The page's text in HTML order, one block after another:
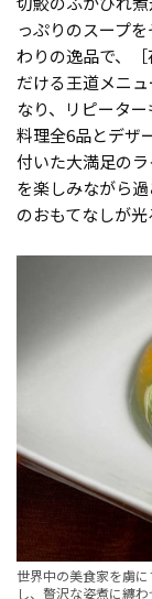
っぷりのスープ
わりの逸品で、
だける王道メニ
なり、リピーター
料理全6品とデザ
付いた大満足の
を楽しみながら
のおもてなしが光
世界中の美食家を虜
し、贅沢な姿煮に纏